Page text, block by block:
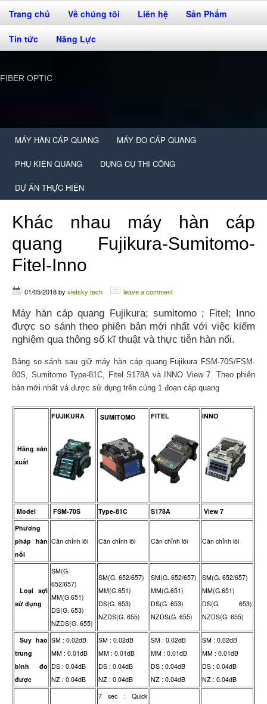
Trang chủ Về chúng tôi Liên hệ Sản Phẩm
Tin tức Năng Lực
FIBER OPTIC
MÁY HÀN CÁP QUANG MÁY ĐO CÁP QUANG
PHỤ KIỆN QUANG DỤNG CỤ THI CÔNG
DỰ ÁN THỰC HIỆN
Khác nhau máy hàn cáp
quang Fujikura-Sumitomo-
Fitel-Inno
01/05/2018by vietsky tech leave a comment
Máy hàn cáp quang Fujikura; sumitomo ; Fitel; Inno
được so sánh theo phiên bản mới nhất với việc kiểm
nghiệm qua thông số kĩ thuật và thực tiễn hàn nối.
Bảng so sánh sau giữ máy hàn cáp quang Fujikura FSM-70S/FSM-
80S, Sumitomo Type-81C, Fitel S178A và INNO View 7. Theo phiên
bản mới nhất và được sử dụng trên cùng 1 đoạn cáp quang
Hãng sản
xuất
FUJIKURA SUMITOMO FITEL INNO
Model FSM-70S Type-81C S178A
View 7
Phương
pháp hàn
nối
Căn chỉnh lõi Căn chỉnh lõi Căn chỉnh lõi Căn chỉnh lõi
Loại sợi
sử dụng
SM(G.
652/657)
MM(G.651)
DS(G. 653)
NZDS(G. 655)
SM(G. 652/657)
MM(G.651)
DS(G. 653)
NZDS(G. 655)
SM(G. 652/657)
MM(G.651)
DS(G. 653)
NZDS(G. 655)
SM(G. 652/657)
MM(G.651)
DS(G. 653)
NZDS(G. 655)
Suy hao
trung
bình đo
được
SM : 0.02dB
MM : 0.01dB
DS : 0.04dB
NZ : 0.04dB
SM : 0.02dB
MM : 0.01dB
DS : 0.04dB
NZ : 0.04dB
SM : 0.02dB
MM : 0.01dB
DS : 0.04dB
NZ : 0.04dB
SM : 0.02dB
MM : 0.01dB
DS : 0.04dB
NZ : 0.04dB
7 sec : Quick